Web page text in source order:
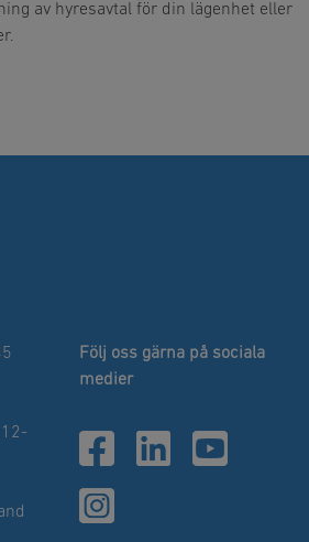
av hyresavtal för din lägenhet eller
Följ oss gärna på sociala
medier